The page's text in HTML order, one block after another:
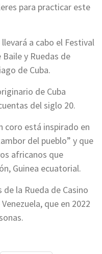
para practicar este
a cabo el Festival
y Ruedas de
de Cuba.
de Cuba
del siglo 20.
coro está inspirado en
del pueblo” y que
africanos que
Guinea ecuatorial.
la Rueda de Casino
que en 2022